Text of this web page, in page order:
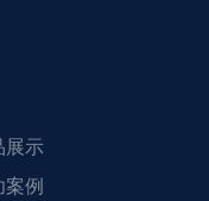
展示
案例